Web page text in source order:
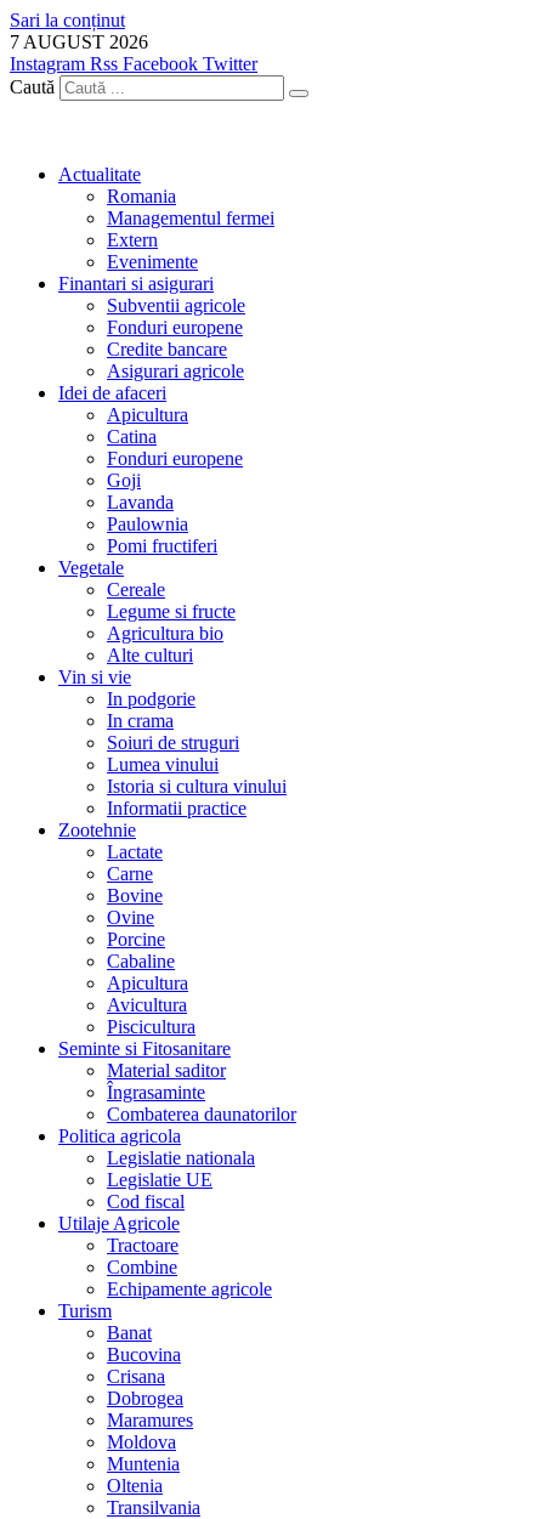
Sari la conținut
7 AUGUST 2026
Instagram Rss Facebook Twitter
Caută
Actualitate
Romania
Managementul fermei
Extern
Evenimente
Finantari si asigurari
Subventii agricole
Fonduri europene
Credite bancare
Asigurari agricole
Idei de afaceri
Apicultura
Catina
Fonduri europene
Goji
Lavanda
Paulownia
Pomi fructiferi
Vegetale
Cereale
Legume si fructe
Agricultura bio
Alte culturi
Vin si vie
In podgorie
In crama
Soiuri de struguri
Lumea vinului
Istoria si cultura vinului
Informatii practice
Zootehnie
Lactate
Carne
Bovine
Ovine
Porcine
Cabaline
Apicultura
Avicultura
Piscicultura
Seminte si Fitosanitare
Material saditor
Îngrasaminte
Combaterea daunatorilor
Politica agricola
Legislatie nationala
Legislatie UE
Cod fiscal
Utilaje Agricole
Tractoare
Combine
Echipamente agricole
Turism
Banat
Bucovina
Crisana
Dobrogea
Maramures
Moldova
Muntenia
Oltenia
Transilvania